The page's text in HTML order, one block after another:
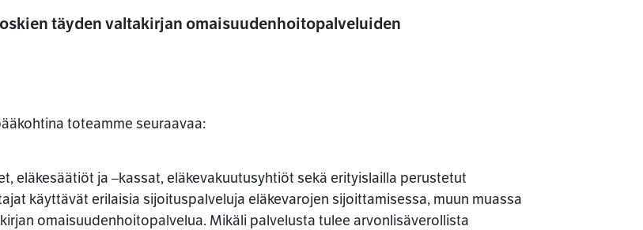
täyden valtakirjan omaisuudenhoitopalveluiden
toteamme seuraavaa:
eläkesäätiöt ja –kassat, eläkevakuutusyhtiöt sekä erityislailla perustetut
käyttävät erilaisia sijoituspalveluja eläkevarojen sijoittamisessa, muun muassa
omaisuudenhoitopalvelua. Mikäli palvelusta tulee arvonlisäverollista